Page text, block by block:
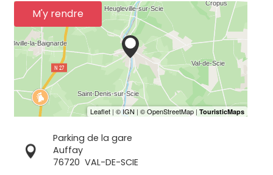
M'y rendre
Parking de la gare
Auffay
76720 VAL-DE-SCIE